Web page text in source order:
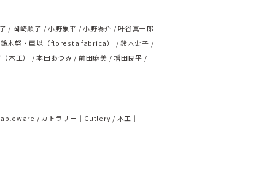
岡崎順子 小野象平 小野陽介
叶谷真一郎
鈴木努・亜以（floresta fabrica）
鈴木史子
木工） 本田あつみ 前田麻美
増田良平
カトラリー｜Cutlery
木工｜